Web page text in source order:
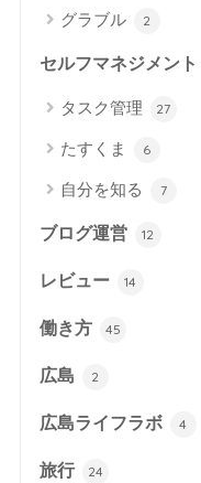
グラブル 2
セルフマネジメント
タスク管理 27
たすくま 6
自分を知る 7
ブログ運営 12
レビュー 14
働き方 45
広島 2
広島ライフラボ 4
旅行 24